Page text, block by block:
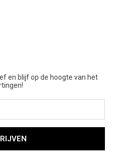
en blijf op de hoogte van het